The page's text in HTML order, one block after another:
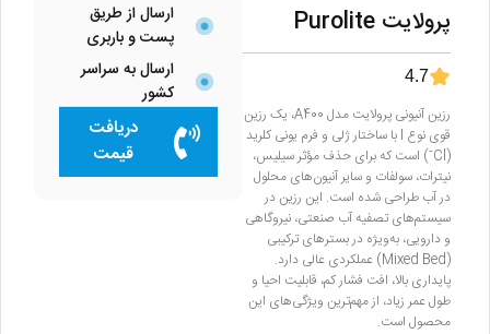
ارسال از طریق
پست و باربری
ارسال به سراسر
کشور
دریافت
قیمت
پرولایت Purolite
4.7
رزین آنیونی پرولایت مدل A400، یک رزین
قوی نوع I با ساختار ژلی و فرم یونی کلرید
(Cl⁻) است که برای حذف مؤثر سیلیس،
نیترات، سولفات و سایر آنیون‌های محلول
در آب طراحی شده است. این رزین در
سیستم‌های تصفیه آب صنعتی، نیروگاهی
و دارویی، به‌ویژه در بسترهای ترکیبی
(Mixed Bed) عملکردی عالی دارد.
پایداری بالا، افت فشار کم، قابلیت احیا و
طول عمر زیاد، از مهم‌ترین ویژگی‌های این
محصول است.